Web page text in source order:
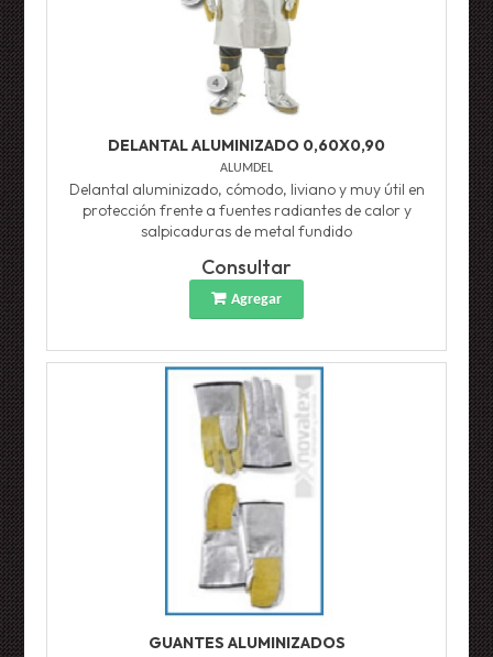
DELANTAL ALUMINIZADO 0,60X0,90
ALUMDEL
Delantal aluminizado, cómodo, liviano y muy útil en
protección frente a fuentes radiantes de calor y
salpicaduras de metal fundido
Consultar
Agregar
GUANTES ALUMINIZADOS